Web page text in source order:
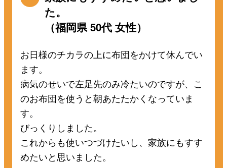
た。
（福岡県 50代 女性）
お日様のチカラの上に布団をかけて休んでい
ます。
病気のせいで左足先のみ冷たいのですが、こ
のお布団を使うと朝あたたかくなっていま
す。
びっくりしました。
これからも使いつづけたいし、家族にもすす
めたいと思いました。